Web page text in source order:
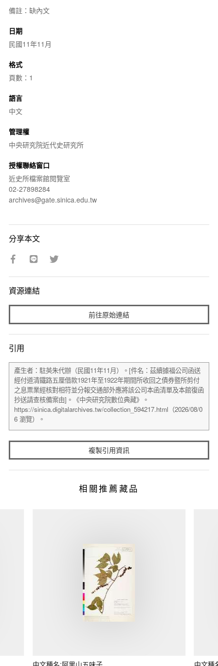
備註：缺內文
日期
民國11年11月
格式
頁數：1
語言
中文
管理權
中央研究院近代史研究所
授權聯絡窗口
近史所檔案館閱覽室
02-27898284
archives@gate.sinica.edu.tw
分享本文
資源連結
前往原始連結
引用
複製引用資訊
相關推薦藏品